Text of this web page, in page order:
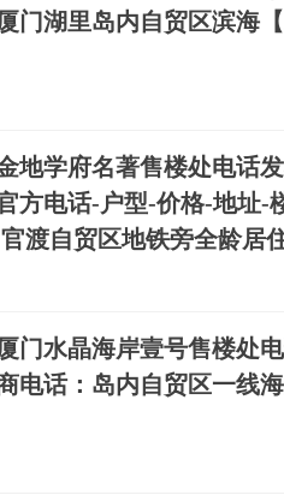
门湖里岛内自贸区滨海【
地学府名著售楼处电话
方电话-户型-价格-地址-
渡自贸区地铁旁全龄居
门水晶海岸壹号售楼处
电话：岛内自贸区一线